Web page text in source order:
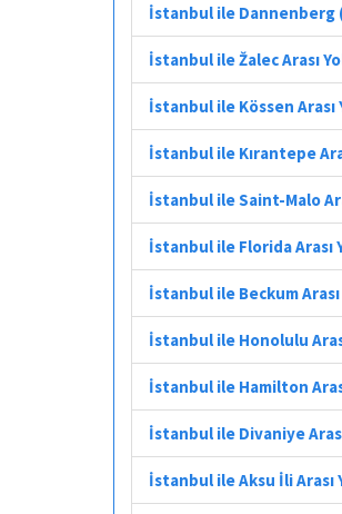
İstanbul ile Dannenberg
İstanbul ile Žalec Arası
İstanbul ile Kössen
İstanbul ile Kırantepe
İstanbul ile Saint-Malo
İstanbul ile Florida Arası
İstanbul ile Beckum
İstanbul ile Honolulu
İstanbul ile Hamilton
İstanbul ile Divaniye
İstanbul ile Aksu İli